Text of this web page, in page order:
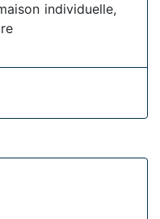
individuelle,